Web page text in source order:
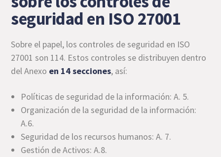
seguridad en ISO 27001
Sobre el papel, los controles de seguridad en ISO
27001 son 114. Estos controles se distribuyen dentro
del Anexo en 14 secciones, así:
Políticas de seguridad de la información: A. 5.
Organización de la seguridad de la información:
A.6.
Seguridad de los recursos humanos: A. 7.
Gestión de Activos: A.8.